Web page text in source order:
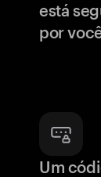
está
por
Um